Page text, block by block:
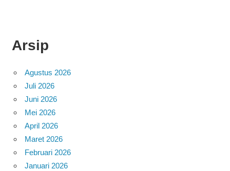
Arsip
Agustus 2026
Juli 2026
Juni 2026
Mei 2026
April 2026
Maret 2026
Februari 2026
Januari 2026